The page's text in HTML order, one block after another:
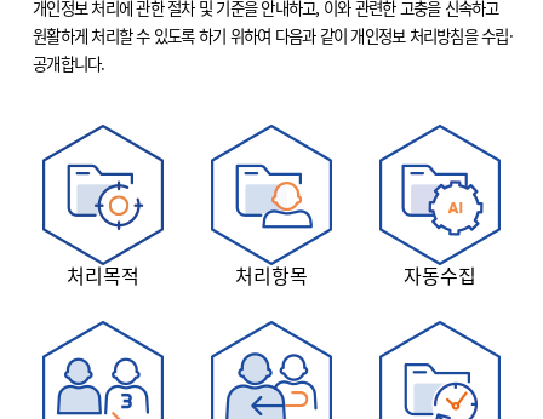
개인정보 처리에 관한 절차 및 기준을 안내하고, 이와 관련한 고충을 신속하고
원활하게 처리할 수 있도록 하기 위하여 다음과 같이 개인정보 처리방침을 수립·
공개합니다.
처리목적 처리항목 자동수집